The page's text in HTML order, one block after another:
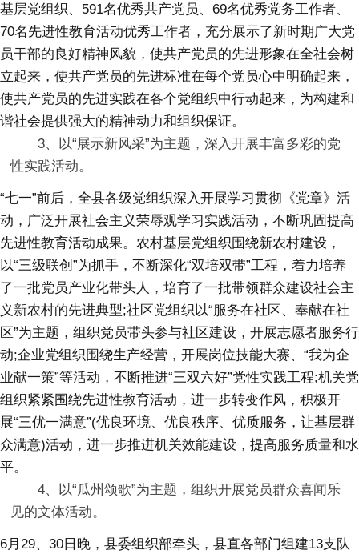
基层党组织、591名优秀共产党员、69名优秀党务工作者、
70名先进性教育活动优秀工作者，充分展示了新时期广大党
员干部的良好精神风貌，使共产党员的先进形象在全社会树
立起来，使共产党员的先进标准在每个党员心中明确起来，
使共产党员的先进实践在各个党组织中行动起来，为构建和
谐社会提供强大的精神动力和组织保证。
3、以“展示新风采”为主题，深入开展丰富多彩的党
性实践活动。
“七一”前后，全县各级党组织深入开展学习贯彻《党章》活
动，广泛开展社会主义荣辱观学习实践活动，不断巩固提高
先进性教育活动成果。农村基层党组织围绕新农村建设，
以“三级联创”为抓手，不断深化“双培双带”工程，着力培养
了一批党员产业化带头人，培育了一批带领群众建设社会主
义新农村的先进典型;社区党组织以“服务在社区、奉献在社
区”为主题，组织党员带头参与社区建设，开展志愿者服务行
动;企业党组织围绕生产经营，开展岗位技能大赛、“我为企
业献一策”等活动，不断推进“三双六好”党性实践工程;机关党
组织紧紧围绕先进性教育活动，进一步转变作风，积极开
展“三优一满意”(优良环境、优良秩序、优质服务，让基层群
众满意)活动，进一步推进机关效能建设，提高服务质量和水
平。
4、以“瓜州颂歌”为主题，组织开展党员群众喜闻乐
见的文体活动。
6月29、30日晚，县委组织部牵头，县直各部门组建13支队